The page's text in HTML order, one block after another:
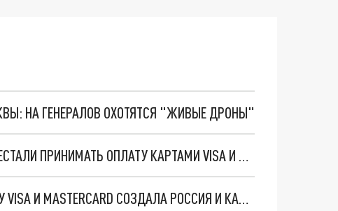
НА ГЕНЕРАЛОВ ОХОТЯТСЯ "ЖИВЫЕ ДРОНЫ"
В ЕКАТЕРИНБУРГСКОМ МЕТРО ТЕРМИНАЛЫ ПЕРЕСТАЛИ ПРИНИМАТЬ ОПЛАТУ КАРТАМИ VISA И MASTERCARD
В МИНФИНЕ ПРОЯСНИЛИ, КАКУЮ АЛЬТЕРНАТИВУ VISA И MASTERCARD СОЗДАЛА РОССИЯ И КАК ЕЁ ПРИМЕНЯТЬ